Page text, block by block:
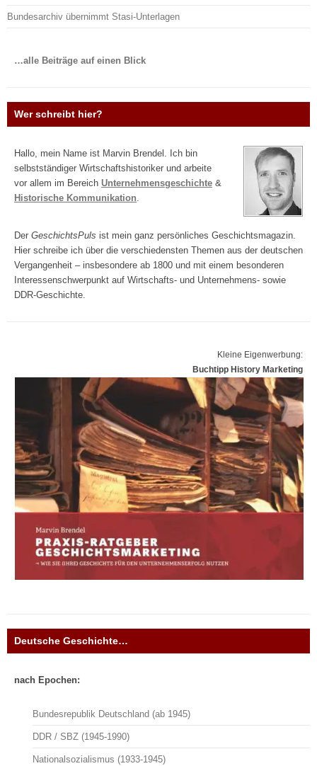
Bundesarchiv übernimmt Stasi-Unterlagen
…alle Beiträge auf einen Blick
Wer schreibt hier?
Hallo, mein Name ist Marvin Brendel. Ich bin
selbstständiger Wirtschaftshistoriker und arbeite
vor allem im Bereich Unternehmensgeschichte &
Historische Kommunikation
Der GeschichtsPuls ist mein ganz persönliches Geschichtsmagazin.
Hier schreibe ich über die verschiedensten Themen aus der deutschen
Vergangenheit – insbesondere ab 1800 und mit einem besonderen
Interessenschwerpunkt auf Wirtschafts- und Unternehmens- sowie
DDR-Geschichte.
Kleine Eigenwerbung:
Buchtipp History Marketing
Deutsche Geschichte…
nach Epochen:
Bundesrepublik Deutschland (ab 1945)
DDR / SBZ (1945-1990)
Nationalsozialismus (1933-1945)